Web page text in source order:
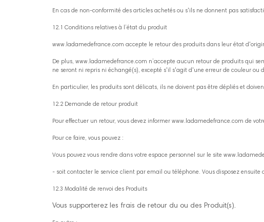
En cas de non-conformité des articles achetés ou s'ils ne donnent pas
12.1 Conditions relatives à l’état du produit
www.ladamedefrance.com accepte le retour des produits dans leur état
De plus, www.ladamedefrance.com n’accepte aucun retour de produits qui
ne seront ni repris ni échangé(s), excepté s'il s'agit d'une erreur de couleur ou
En particulier, les produits sont délicats, ils ne doivent pas être dépliés et
12.2 Demande de retour produit
Pour effectuer un retour, vous devez informer www.ladamedefrance.com de
Pour ce faire, vous pouvez :
Vous pouvez vous rendre dans votre espace personnel sur le site
- soit contacter le service client par email ou téléphone. Vous disposez
12.3 Modalité de renvoi des Produits
Vous supporterez les frais de retour du ou des Produit(s).